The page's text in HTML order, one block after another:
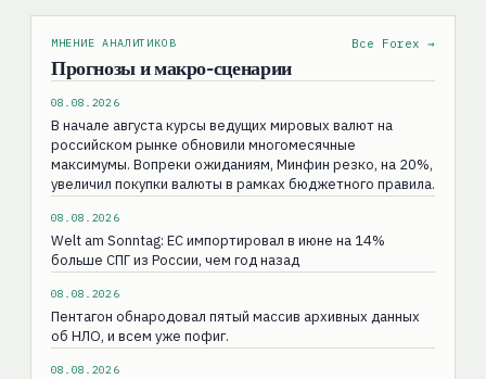
МНЕНИЕ АНАЛИТИКОВ
Прогнозы и макро-сценарии
Все Forex →
08.08.2026
В начале августа курсы ведущих мировых валют на
российском рынке обновили многомесячные
максимумы. Вопреки ожиданиям, Минфин резко, на 20%,
увеличил покупки валюты в рамках бюджетного правила.
08.08.2026
Welt am Sonntag: ЕС импортировал в июне на 14%
больше СПГ из России, чем год назад
08.08.2026
Пентагон обнародовал пятый массив архивных данных
об НЛО, и всем уже пофиг.
08.08.2026